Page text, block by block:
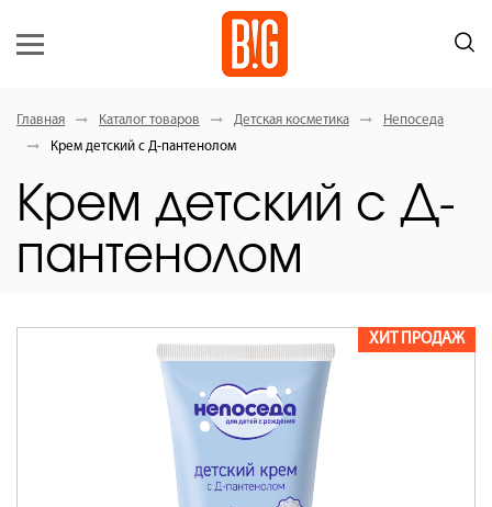
Главная Каталог товаров Детская косметика
Непоседа
Крем детский с Д-пантенолом
Крем детский с Д-
пантенолом
ХИТ ПРОДАЖ